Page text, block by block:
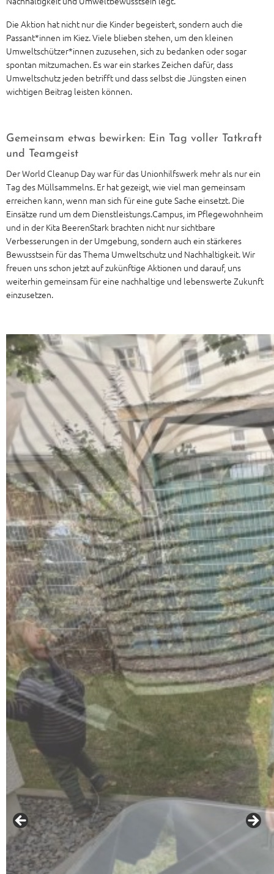
Die Aktion hat nicht nur die Kinder begeistert, sondern auch die
Passant*innen im Kiez. Viele blieben stehen, um den kleinen
Umweltschützer*innen zuzusehen, sich zu bedanken oder sogar
spontan mitzumachen. Es war ein starkes Zeichen dafür, dass
Umweltschutz jeden betrifft und dass selbst die Jüngsten einen
wichtigen Beitrag leisten können.
Gemeinsam etwas bewirken: Ein Tag voller Tatkraft
und Teamgeist
Der World Cleanup Day war für das Unionhilfswerk mehr als nur ein
Tag des Müllsammelns. Er hat gezeigt, wie viel man gemeinsam
erreichen kann, wenn man sich für eine gute Sache einsetzt. Die
Einsätze rund um dem Dienstleistungs.Campus, im Pflegewohnheim
und in der Kita BeerenStark brachten nicht nur sichtbare
Verbesserungen in der Umgebung, sondern auch ein stärkeres
Bewusstsein für das Thema Umweltschutz und Nachhaltigkeit. Wir
freuen uns schon jetzt auf zukünftige Aktionen und darauf, uns
weiterhin gemeinsam für eine nachhaltige und lebenswerte Zukunft
einzusetzen.